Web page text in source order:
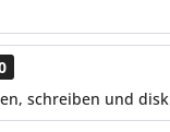
schreiben und